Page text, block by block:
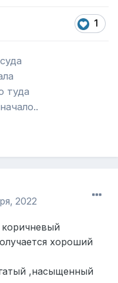
1
туда
2022
хороший
,насыщенный